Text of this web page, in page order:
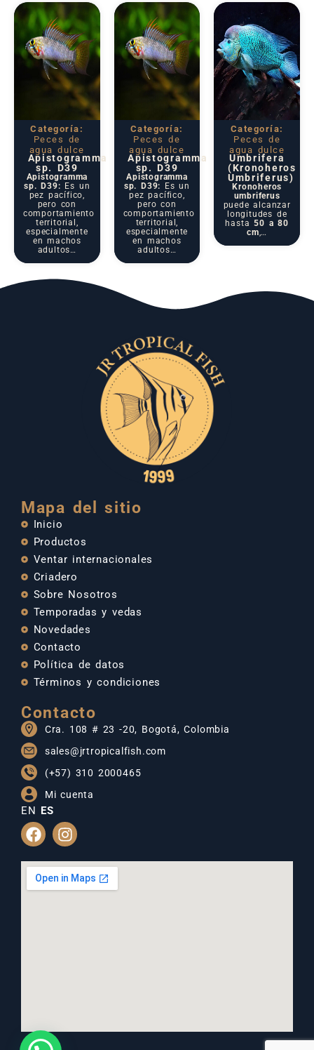
Categoría:
Peces de
agua dulce
Apistogramma
sp. D39
Apistogramma
sp. D39: Es un
pez pacífico,
pero con
comportamiento
territorial,
especialmente
en machos
adultos…
Categoría:
Peces de
agua dulce
Apistogramma
sp. D39
Apistogramma
sp. D39: Es un
pez pacífico,
pero con
comportamiento
territorial,
especialmente
en machos
adultos…
Categoría:
Peces de
agua dulce
Umbrifera
(Kronoheros
Umbriferus)
Kronoheros
umbriferus
puede alcanzar
longitudes de
hasta50 a 80
cm,…
Mapa del sitio
Inicio
Productos
Ventar internacionales
Criadero
Sobre Nosotros
Temporadas y vedas
Novedades
Contacto
Política de datos
Términos y condiciones
Contacto
Cra. 108 # 23 -20, Bogotá, Colombia
sales@jrtropicalfish.com
(+57) 310 2000465
Mi cuenta
EN ES